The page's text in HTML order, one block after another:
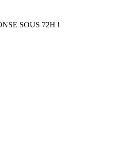
SOUS 72H !